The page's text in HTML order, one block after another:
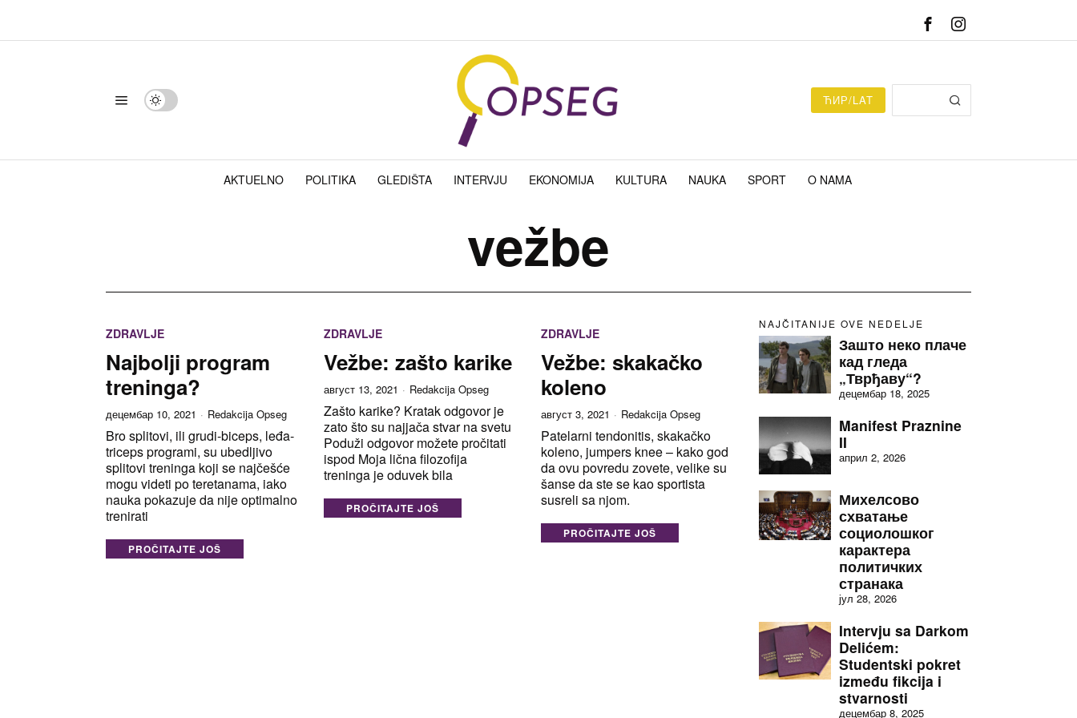
ЋИР/LAT
AKTUELNO POLITIKA GLEDIŠTA INTERVJU EKONOMIJA KULTURA NAUKA SPORT O NAMA
vežbe
ZDRAVLJE
Najbolji program
treninga?
децембар 10, 2021 Redakcija Opseg
Bro splitovi, ili grudi-biceps, leđa-
triceps programi, su ubedljivo
splitovi treninga koji se najčešće
mogu videti po teretanama, iako
nauka pokazuje da nije optimalno
trenirati
PROČITAJTE JOŠ
ZDRAVLJE
Vežbe: zašto karike
август 13, 2021 Redakcija Opseg
Zašto karike? Kratak odgovor je
zato što su najjača stvar na svetu
Poduži odgovor možete pročitati
ispod Moja lična filozofija
treninga je oduvek bila
PROČITAJTE JOŠ
ZDRAVLJE
Vežbe: skakačko
koleno
август 3, 2021 Redakcija Opseg
Patelarni tendonitis, skakačko
koleno, jumpers knee – kako god
da ovu povredu zovete, velike su
šanse da ste se kao sportista
susreli sa njom.
PROČITAJTE JOŠ
NAJČITANIJE OVE NEDELJE
Зашто неко плаче
кад гледа
„Тврђаву“?
децембар 18, 2025
Manifest Praznine
II
април 2, 2026
Михелсово
схватање
социолошког
карактера
политичких
странака
јул 28, 2026
Intervju sa Darkom
Delićem:
Studentski pokret
između fikcija i
stvarnosti
децембар 8, 2025